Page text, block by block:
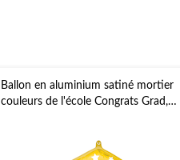
Ballon en aluminium satiné mortier
couleurs de l'école Congrats Grad,